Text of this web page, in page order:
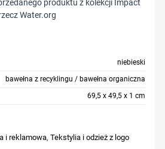
produktu z kolekcji Impact
Water.org
niebieski
bawełna z recyklingu / bawełna organiczna
69,5 x 49,5 x 1 cm
i reklamowa,Tekstylia i odzież z logo